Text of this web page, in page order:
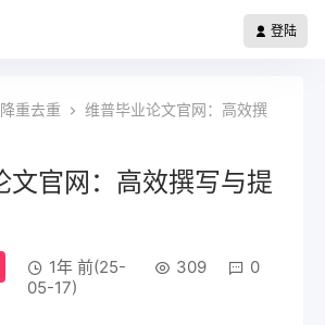
登陆
重去重
维普毕业论文官网：高效撰
文官网：高效撰写与提
1年 前(25-
05-17)
309 0